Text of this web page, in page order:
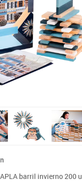
barril invierno 200 u.